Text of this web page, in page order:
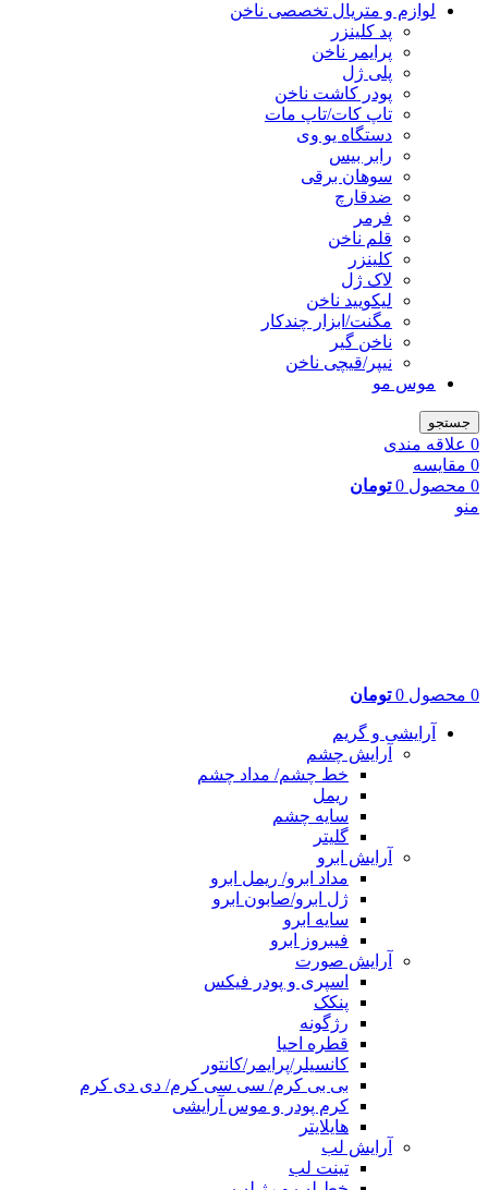
لوازم و متریال تخصصی ناخن
پد کلینزر
پرایمر ناخن
پلی ژل
پودر کاشت ناخن
تاپ کات/تاپ مات
دستگاه یو وی
رابر بیس
سوهان برقی
ضدقارچ
فرمر
قلم ناخن
کلینزر
لاک ژل
لیکوييد ناخن
مگنت/ابزار چندکار
ناخن گیر
نیپر/قیچی ناخن
موس مو
جستجو
0 علاقه مندی
0 مقایسه
0 محصول 0 تومان
منو
0 محصول 0 تومان
آرایشی و گریم
آرایش چشم
خط چشم/ مداد چشم
ریمل
سایه چشم
گلیتر
آرایش ابرو
مداد ابرو/ ریمل ابرو
ژل ابرو/صابون ابرو
سایه ابرو
فیبروز ابرو
آرایش صورت
اسپری و پودر فیکس
پنکک
رژگونه
قطره احیا
کانسیلر/پرایمر/کانتور
بی بی کرم/ سی سی کرم/ دی دی کرم
کرم پودر و موس آرایشی
هایلایتر
آرایش لب
تینت لب